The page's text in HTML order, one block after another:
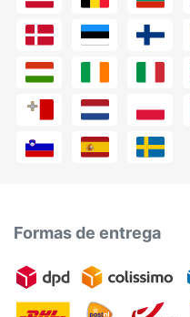
Formas de entrega